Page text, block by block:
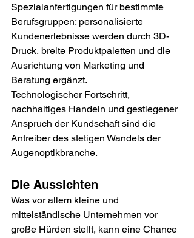
Spezialanfertigungen für bestimmte
Berufsgruppen: personalisierte
Kundenerlebnisse werden durch 3D-
Druck, breite Produktpaletten und die
Ausrichtung von Marketing und
Beratung ergänzt.
Technologischer Fortschritt,
nachhaltiges Handeln und gestiegener
Anspruch der Kundschaft sind die
Antreiber des stetigen Wandels der
Augenoptikbranche.
Die Aussichten
Was vor allem kleine und
mittelständische Unternehmen vor
große Hürden stellt, kann eine Chance